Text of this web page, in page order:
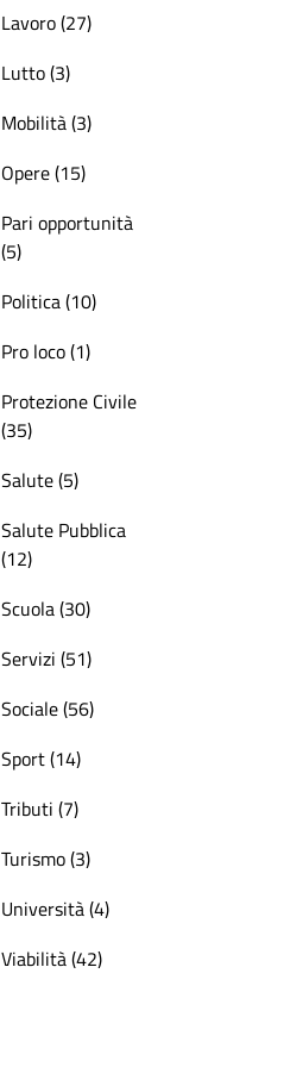
Lavoro (27)
Lutto (3)
Mobilità (3)
Opere (15)
Pari opportunità
(5)
Politica (10)
Pro loco (1)
Protezione Civile
(35)
Salute (5)
Salute Pubblica
(12)
Scuola (30)
Servizi (51)
Sociale (56)
Sport (14)
Tributi (7)
Turismo (3)
Università (4)
Viabilità (42)